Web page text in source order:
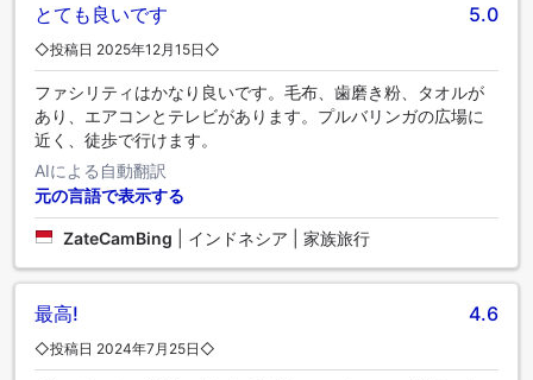
とても良いです 5.0
◇投稿日 2025年12月15日◇
ファシリティはかなり良いです。毛布、歯磨き粉、タオルが
あり、エアコンとテレビがあります。プルバリンガの広場に
近く、徒歩で行けます。
AIによる自動翻訳
元の言語で表示する
ZateCamBing インドネシア | 家族旅行
最高! 4.6
◇投稿日 2024年7月25日◇